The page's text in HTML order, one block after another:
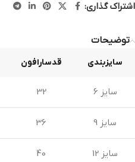
اشتراک گذاری:
توضیحات
سایزبندی قدسارافون
سایز 6 32
سایز 9 36
سایز 12 40